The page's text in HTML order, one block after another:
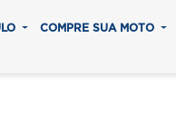
COMPRE SUA MOTO